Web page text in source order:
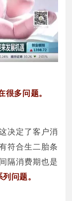
多问题。
决定了客户消
符合生二胎条
隔消费期也是
问题。